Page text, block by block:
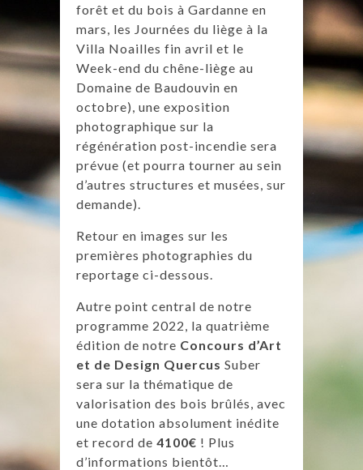
forêt et du bois à Gardanne en
mars, les Journées du liège à la
Villa Noailles fin avril et le
Week-end du chêne-liège au
Domaine de Baudouvin en
octobre), une exposition
photographique sur la
régénération post-incendie sera
prévue (et pourra tourner au sein
d’autres structures et musées, sur
demande).
Retour en images sur les
premières photographies du
reportage ci-dessous.
Autre point central de notre
programme 2022, la quatrième
édition de notre Concours d’Art
et de Design Quercus Suber
sera sur la thématique de
valorisation des bois brûlés, avec
une dotation absolument inédite
et record de 4100€ ! Plus
d’informations bientôt…